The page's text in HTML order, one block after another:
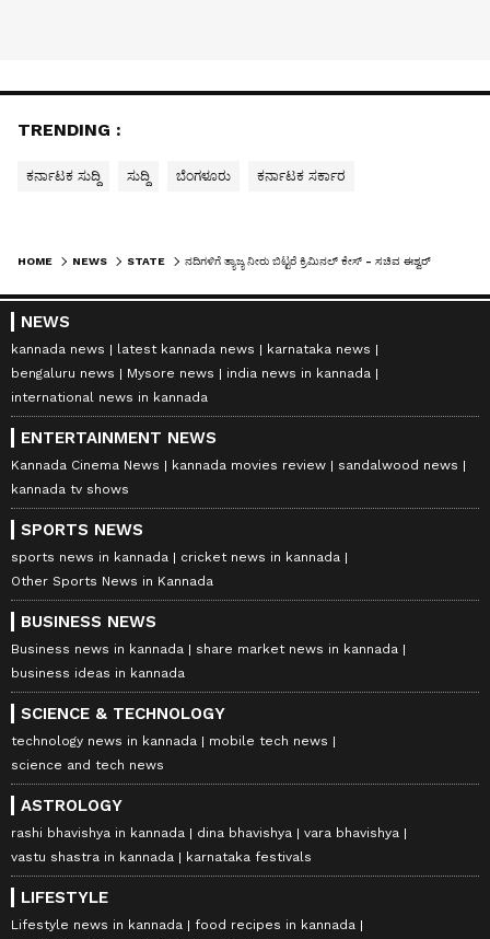
TRENDING :
ಕರ್ನಾಟಕ ಸುದ್ದಿ ಸುದ್ದಿ ಬೆಂಗಳೂರು ಕರ್ನಾಟಕ ಸರ್ಕಾರ
HOME NEWS STATE
NEWS
kannada news latest kannada news
karnataka news
bengaluru news
Mysore news
india news in kannada
international news in kannada
ENTERTAINMENT NEWS
Kannada Cinema News kannada movies review
sandalwood news
kannada tv shows
SPORTS NEWS
sports news in kannada
cricket news in kannada
Other Sports News in Kannada
BUSINESS NEWS
Business news in kannada
share market news in kannada
business ideas in kannada
SCIENCE & TECHNOLOGY
technology news in kannada
mobile tech news
science and tech news
ASTROLOGY
rashi bhavishya in kannada dina bhavishya
vara bhavishya
vastu shastra in kannada
karnataka festivals
LIFESTYLE
Lifestyle news in kannada
food recipes in kannada